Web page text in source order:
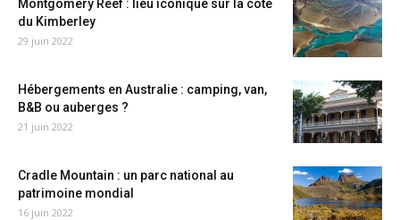
Montgomery Reef : lieu iconique sur la côte
du Kimberley
29 juin 2022
Hébergements en Australie : camping, van,
B&B ou auberges ?
21 juin 2022
Cradle Mountain : un parc national au
patrimoine mondial
16 juin 2022